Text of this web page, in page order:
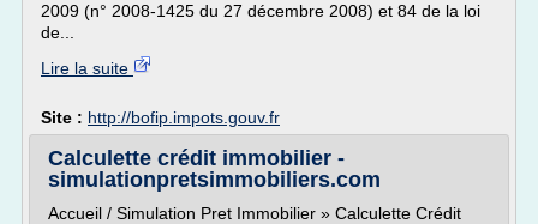
2009 (n° 2008-1425 du 27 décembre 2008) et 84 de la loi
de...
Lire la suite
Site : http://bofip.impots.gouv.fr
Calculette crédit immobilier -
simulationpretsimmobiliers.com
Accueil / Simulation Pret Immobilier » Calculette Crédit